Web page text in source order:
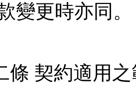
變更時亦同。
條 契約適用